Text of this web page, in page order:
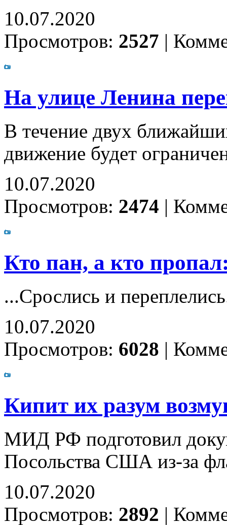
10.07.2020
Просмотров: 2527 |
На улице Ленина
В течение двух
движение будет
10.07.2020
Просмотров: 2474 |
Кто пан, а кто
...Срослись и
10.07.2020
Просмотров: 6028 |
Кипит их разум
МИД РФ подготовил
Посольства США из-за
10.07.2020
Просмотров: 2892 |